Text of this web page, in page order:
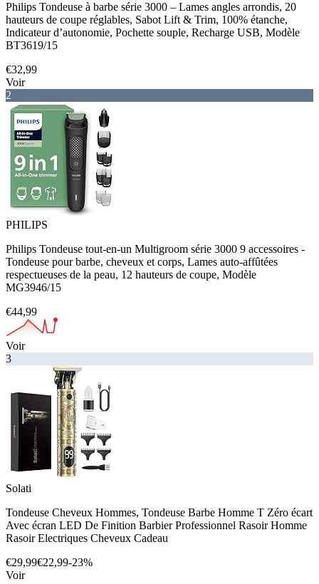
Philips Tondeuse à barbe série 3000 – Lames angles arrondis, 20
hauteurs de coupe réglables, Sabot Lift & Trim, 100% étanche,
Indicateur d’autonomie, Pochette souple, Recharge USB, Modèle
BT3619/15
€32,99
Voir
2
PHILIPS
Philips Tondeuse tout-en-un Multigroom série 3000 9 accessoires -
Tondeuse pour barbe, cheveux et corps, Lames auto-affûtées
respectueuses de la peau, 12 hauteurs de coupe, Modèle
MG3946/15
€44,99
Voir
3
Solati
Tondeuse Cheveux Hommes, Tondeuse Barbe Homme T Zéro écart
Avec écran LED De Finition Barbier Professionnel Rasoir Homme
Rasoir Electriques Cheveux Cadeau
€29,99€22,99-23%
Voir